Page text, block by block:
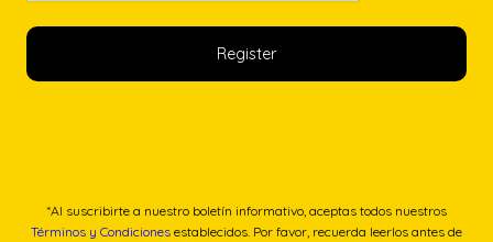
*Al suscribirte a nuestro boletín informativo, aceptas todos nuestros
Términos y Condiciones establecidos. Por favor, recuerda leerlos antes de